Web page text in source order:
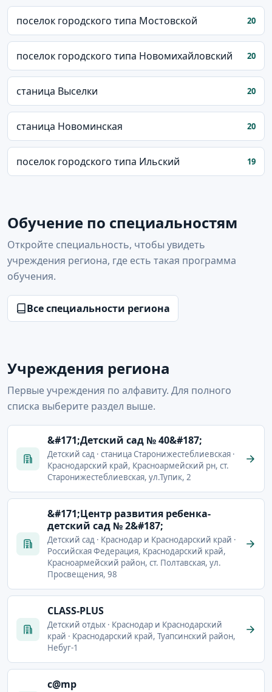
поселок городского типа Мостовской 20
поселок городского типа Новомихайловский 20
станица Выселки 20
станица Новоминская 20
поселок городского типа Ильский 19
Обучение по специальностям
Откройте специальность, чтобы увидеть
учреждения региона, где есть такая программа
обучения.
Все специальности региона
Учреждения региона
Первые учреждения по алфавиту. Для полного
списка выберите раздел выше.
&#171;Детский сад № 40&#187;
Детский сад · станица Старонижестеблиевская ·
Краснодарский край, Красноармейский рн, ст.
Старонижестеблиевская, ул.Тупик, 2
&#171;Центр развития ребенка-
детский сад № 2&#187;
Детский сад · Краснодар и Краснодарский край ·
Российская Федерация, Краснодарский край,
Красноармейский район, ст. Полтавская, ул.
Просвещения, 98
CLASS-PLUS
Детский отдых · Краснодар и Краснодарский
край · Краснодарский край, Туапсинский район,
Небуг-1
c@mp